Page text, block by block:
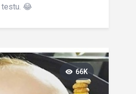
testu. 😂
66K